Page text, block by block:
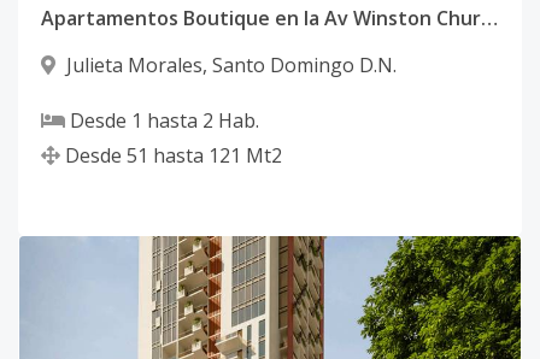
Apartamentos Boutique en la Av Winston Churchill
Julieta Morales, Santo Domingo D.N.
Desde 1 hasta 2 Hab.
Desde 51 hasta 121 Mt2